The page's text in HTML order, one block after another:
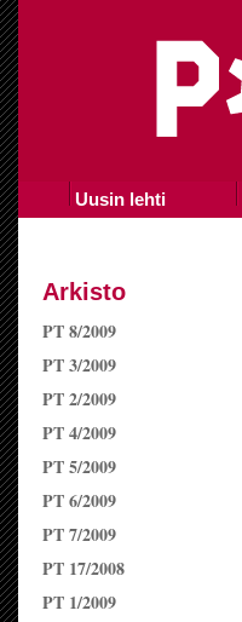
Uusin lehti
Arkisto
PT 8/2009
PT 3/2009
PT 2/2009
PT 4/2009
PT 5/2009
PT 6/2009
PT 7/2009
PT 17/2008
PT 1/2009